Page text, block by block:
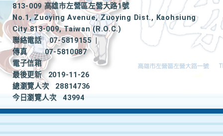
813-009 高雄市左營區左營大路1號
No.1, Zuoying Avenue, Zuoying Dist., Kaohsiung
City 813-009, Taiwan (R.O.C.)
聯絡電話
07-5819155
|
傳真
07-5810087
電子信箱
最後更新
2019-11-26
總瀏覽人次
28814736
今日瀏覽人次
43994